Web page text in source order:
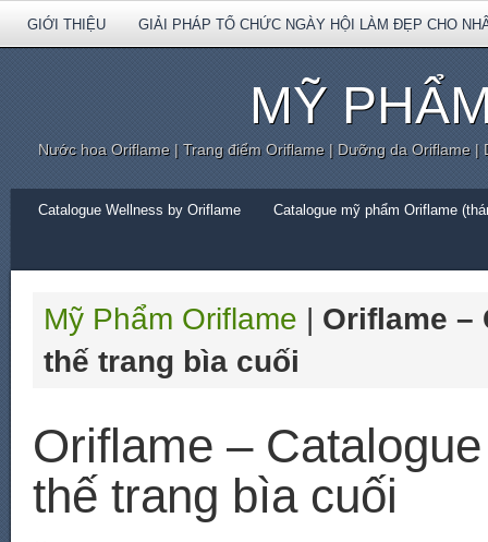
GIỚI THIỆU GIẢI PHÁP TỔ CHỨC NGÀY HỘI LÀM ĐẸP CHO
MỸ
Nước hoa Oriflame | Trang điểm Oriflame | Dưỡng da Oriflame
Catalogue Wellness by Oriflame Catalogue mỹ phẩm Oriflame
Mỹ Phẩm Oriflame | Oriflame –
thế trang bìa cuối
Oriflame –
thế trang bìa cuối